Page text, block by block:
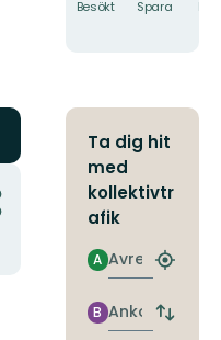
Besökt Spara
Ta dig hit
med
kollektivtr
afik
Avresa
A
Hitta
Ankomst
B
Byt